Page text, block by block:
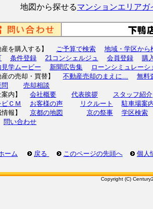
地図から探せるマンションエリアガ
産を購入する】 ご予算で検索
地域・学区から
条件登録 21コンシェルジュ 会員登録
購
見学ムービー
新聞広告集
ローンシミュレーシ
産の売却・買替】 不動産売却のまえに...
無料
売却相談
案内】 会社概要 代表挨拶
スタッフ紹介
ビＣＭ
お客様の声 リクルート
駐車場案
情報】 京都の地図 京の祭事
学区検索
問い合わせ
ーム 戻る このページの先頭へ
個人
Copyright (C)